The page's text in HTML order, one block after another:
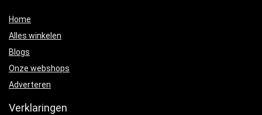
Home
Alles winkelen
Blogs
Onze webshops
Adverteren
Verklaringen